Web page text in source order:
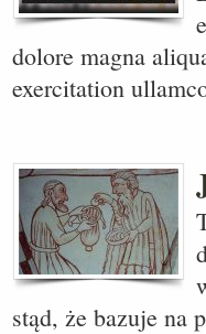
dolore magna
exercitation
stąd, że bazuje na